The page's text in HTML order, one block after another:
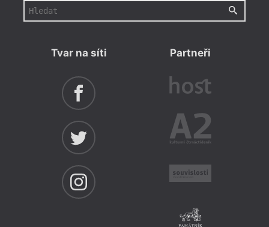
Tvar na síti Partneři